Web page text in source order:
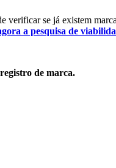
verificar se já existem
a pesquisa de
de marca.